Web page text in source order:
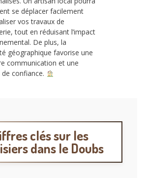
se déplacer facilement
vos travaux de
tout en réduisant l’impact
De plus, la
géographique favorise une
communication et une
confiance.
clés sur les
dans le Doubs